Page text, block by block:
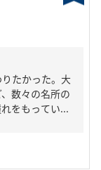
たかった。大
数々の名所の
をもってい...